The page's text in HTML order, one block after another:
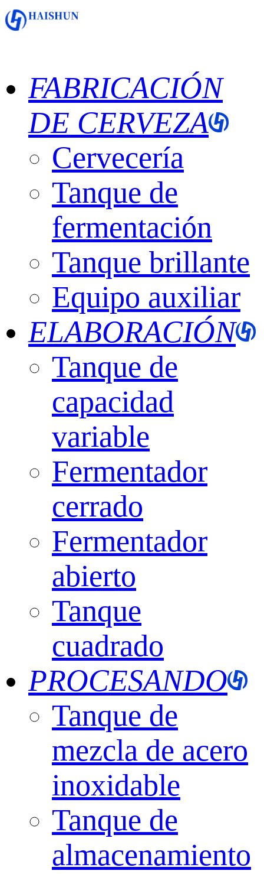
FABRICACIÓN
DE CERVEZA
Cervecería
Tanque de
fermentación
Tanque brillante
Equipo auxiliar
ELABORACIÓN
Tanque de
capacidad
variable
Fermentador
cerrado
Fermentador
abierto
Tanque
cuadrado
PROCESANDO
Tanque de
mezcla de acero
inoxidable
Tanque de
almacenamiento